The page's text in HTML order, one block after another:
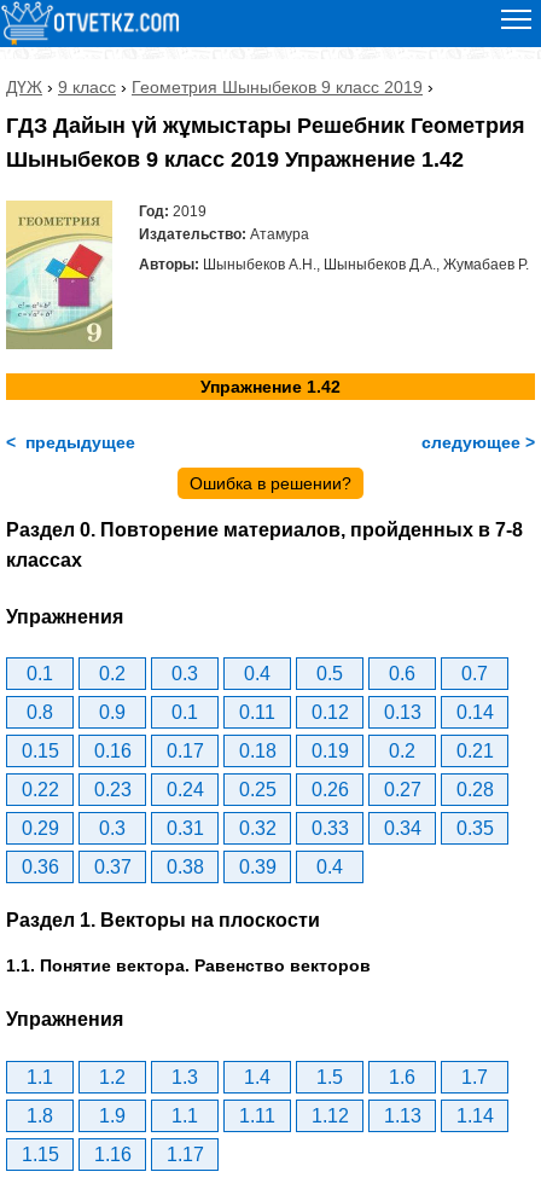
ДҮЖ › 9 класс › Геометрия Шыныбеков 9 класс 2019 ›
ГДЗ Дайын үй жұмыстары Решебник Геометрия
Шыныбеков 9 класс 2019 Упражнение 1.42
Год: 2019
Издательство: Атамура
Авторы: Шыныбеков А.Н., Шыныбеков Д.А., Жумабаев Р.
Упражнение 1.42
< предыдущее следующее >
Ошибка в решении?
Раздел 0. Повторение материалов, пройденных в 7-8
классах
Упражнения
0.1 0.2 0.3 0.4 0.5 0.6
0.7
0.8
0.9 0.1 0.11 0.12 0.13
0.14
0.15
0.16 0.17 0.18 0.19 0.2
0.21
0.22
0.23 0.24 0.25 0.26 0.27
0.28
0.29
0.3 0.31 0.32 0.33 0.34
0.35
0.36
0.37 0.38 0.39 0.4
Раздел 1. Векторы на плоскости
1.1. Понятие вектора. Равенство векторов
Упражнения
1.1 1.2 1.3 1.4 1.5 1.6
1.7
1.8
1.9 1.1 1.11 1.12 1.13
1.14
1.15
1.16 1.17